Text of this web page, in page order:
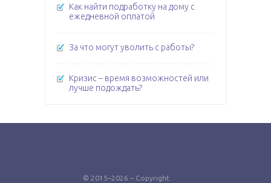
Как найти подработку на дому с
ежедневной оплатой
За что могут уволить с работы?
Кризис – время возможностей или
лучше подождать?
© 2015–2026 – Copyright